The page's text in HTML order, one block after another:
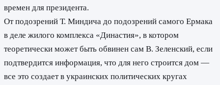
времен для президента.
От подозрений Т. Миндича до подозрений самого Ермака
в деле жилого комплекса «Династия», в котором
теоретически может быть обвинен сам В. Зеленский, если
подтвердится информация, что для него строится дом —
все это создает в украинских политических кругах